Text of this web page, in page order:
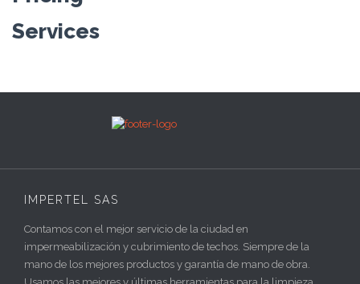
Services
IMPERTEL SAS
Contamos con el mejor servicio de la ciudad en
impermeabilización y cubrimiento de techos. Siempre de la
mano de los mejores productos y garantía de mano de obra.